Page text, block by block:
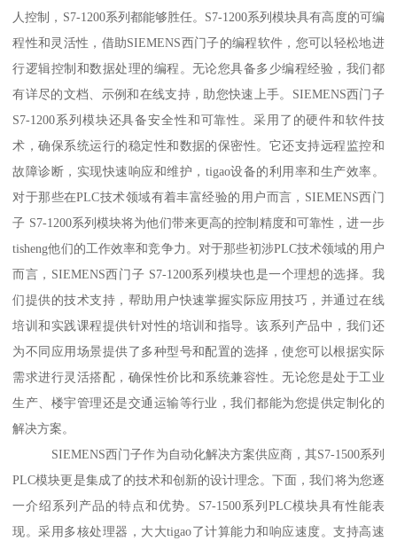
人控制，S7-1200系列都能够胜任。S7-1200系列模块具有高度的可编
程性和灵活性，借助SIEMENS西门子的编程软件，您可以轻松地进
行逻辑控制和数据处理的编程。无论您具备多少编程经验，我们都
有详尽的文档、示例和在线支持，助您快速上手。SIEMENS西门子
S7-1200系列模块还具备安全性和可靠性。采用了的硬件和软件技
术，确保系统运行的稳定性和数据的保密性。它还支持远程监控和
故障诊断，实现快速响应和维护，tigao设备的利用率和生产效率。
对于那些在PLC技术领域有着丰富经验的用户而言，SIEMENS西门
子 S7-1200系列模块将为他们带来更高的控制精度和可靠性，进一步
tisheng他们的工作效率和竞争力。对于那些初涉PLC技术领域的用户
而言，SIEMENS西门子 S7-1200系列模块也是一个理想的选择。我
们提供的技术支持，帮助用户快速掌握实际应用技巧，并通过在线
培训和实践课程提供针对性的培训和指导。该系列产品中，我们还
为不同应用场景提供了多种型号和配置的选择，使您可以根据实际
需求进行灵活搭配，确保性价比和系统兼容性。无论您是处于工业
生产、楼宇管理还是交通运输等行业，我们都能为您提供定制化的
解决方案。
SIEMENS西门子作为自动化解决方案供应商，其S7-1500系列
PLC模块更是集成了的技术和创新的设计理念。下面，我们将为您逐
一介绍系列产品的特点和优势。S7-1500系列PLC模块具有性能表
现。采用多核处理器，大大tigao了计算能力和响应速度。支持高速